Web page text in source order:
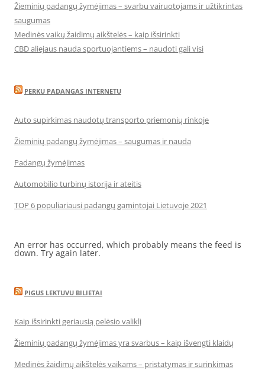
Žieminių padangų žymėjimas – svarbu vairuotojams ir užtikrintas
saugumas
Medinės vaikų žaidimų aikštelės – kaip išsirinkti
CBD aliejaus nauda sportuojantiems – naudoti gali visi
PERKU PADANGAS INTERNETU
Auto supirkimas naudotų transporto priemonių rinkoje
Žieminių padangų žymėjimas – saugumas ir nauda
Padangų žymėjimas
Automobilio turbinų istorija ir ateitis
TOP 6 populiariausi padangų gamintojai Lietuvoje 2021
An error has occurred, which probably means the feed is
down. Try again later.
PIGUS LEKTUVU BILIETAI
Kaip išsirinkti geriausią pelėsio valiklį
Žieminių padangų žymėjimas yra svarbus – kaip išvengti klaidų
Medinės žaidimų aikštelės vaikams – pristatymas ir surinkimas